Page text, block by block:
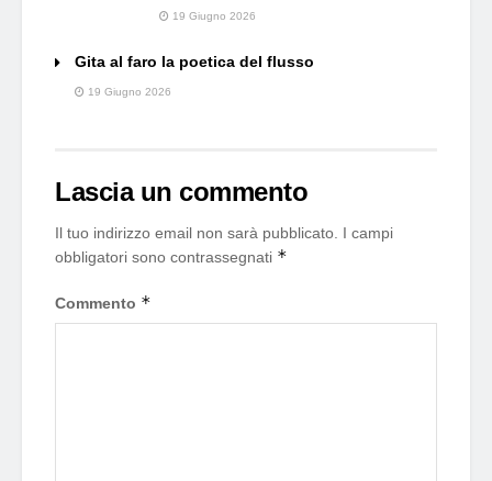
19 Giugno 2026
Gita al faro la poetica del flusso
19 Giugno 2026
Lascia un commento
Il tuo indirizzo email non sarà pubblicato. I campi
obbligatori sono contrassegnati *
Commento *